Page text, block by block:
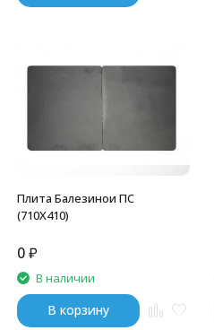
Плита Балезинои ПС
(710Х410)
0₽
В наличии
В корзину